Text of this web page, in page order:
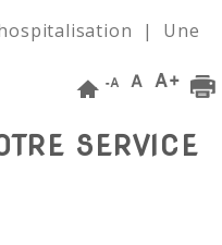
| Une
SERVICE